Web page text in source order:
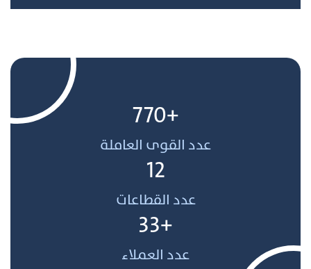
+770
عدد القوى العاملة
12
عدد القطاعات
+33
عدد العملاء